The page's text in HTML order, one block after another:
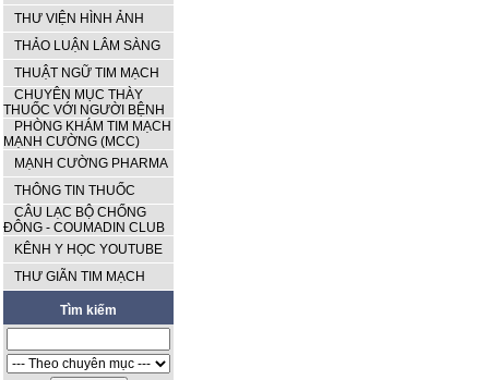
THƯ VIỆN HÌNH ẢNH
THẢO LUẬN LÂM SÀNG
THUẬT NGỮ TIM MẠCH
CHUYÊN MỤC THÀY
THUỐC VỚI NGƯỜI BỆNH
PHÒNG KHÁM TIM MẠCH
MẠNH CƯỜNG (MCC)
MẠNH CƯỜNG PHARMA
THÔNG TIN THUỐC
CÂU LẠC BỘ CHỐNG
ĐÔNG - COUMADIN CLUB
KÊNH Y HỌC YOUTUBE
THƯ GIÃN TIM MẠCH
Tìm kiếm